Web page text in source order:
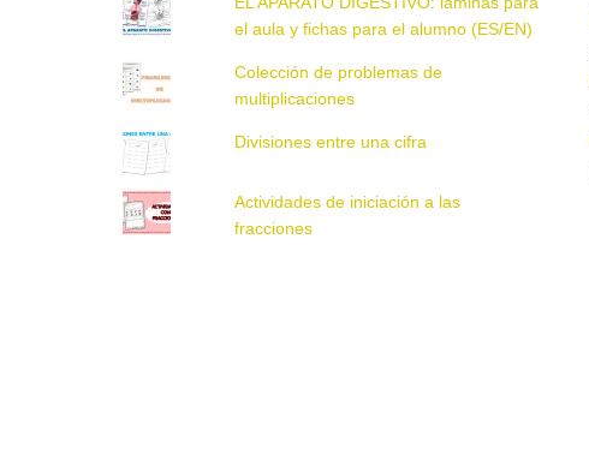
el aula y fichas para el alumno (ES/EN)
Colección de problemas de
multiplicaciones
Divisiones entre una cifra
Actividades de iniciación a las
fracciones